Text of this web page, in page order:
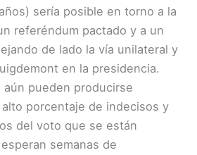
sería posible en torno a la
referéndum pactado y a un
de lado la vía unilateral y
en la presidencia.
aún pueden producirse
porcentaje de indecisos y
del voto que se están
semanas de